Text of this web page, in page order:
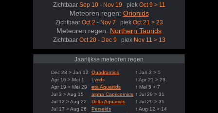
Zichtbaar Sep 10 - Nov 19 piek Oct 9 > 11
Meteoren regen: Orionids
Zichtbaar Oct 2 - Nov 7 piek Oct 21 > 23
Meteoren regen: Northern Taurids
Zichtbaar Oct 20 - Dec 9 piek Nov 11 > 13
Jaarlijkse meteoren regen
Dec 28 > Jan 12 Quadrantids
↑ Jan 3 > 5
Apr 16 > Mei 1
Lyrids
↑ Apr 21 > 23
Apr 19 > Mei 29
eta Aquariids
↑ Mei 5 > 7
Jul 3 > Aug 15
alpha Capricornids ↑ Jul 29 > 31
Jul 12 > Aug 22
Delta Aquariids
↑ Jul 29 > 31
Jul 17 > Aug 26
Perseids
↑ Aug 12 > 14